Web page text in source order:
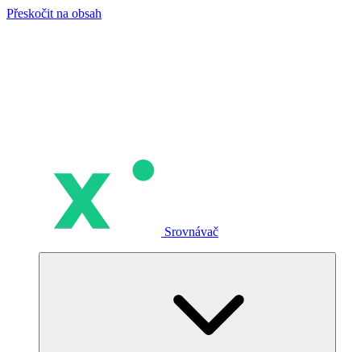
Přeskočit na obsah
Srovnávač